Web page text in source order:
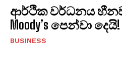
ආර්ථික වර්ධනය
Moody’s පෙන්වා දෙයි!
BUSINESS